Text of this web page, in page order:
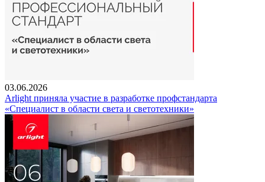
03.06.2026
Arlight приняла участие в разработке профстандарта
«Специалист в области света и светотехники»